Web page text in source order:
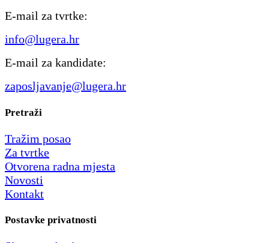
E-mail za tvrtke:
info@lugera.hr
E-mail za kandidate:
zaposljavanje@lugera.hr
Pretraži
Tražim posao
Za tvrtke
Otvorena radna mjesta
Novosti
Kontakt
Postavke privatnosti